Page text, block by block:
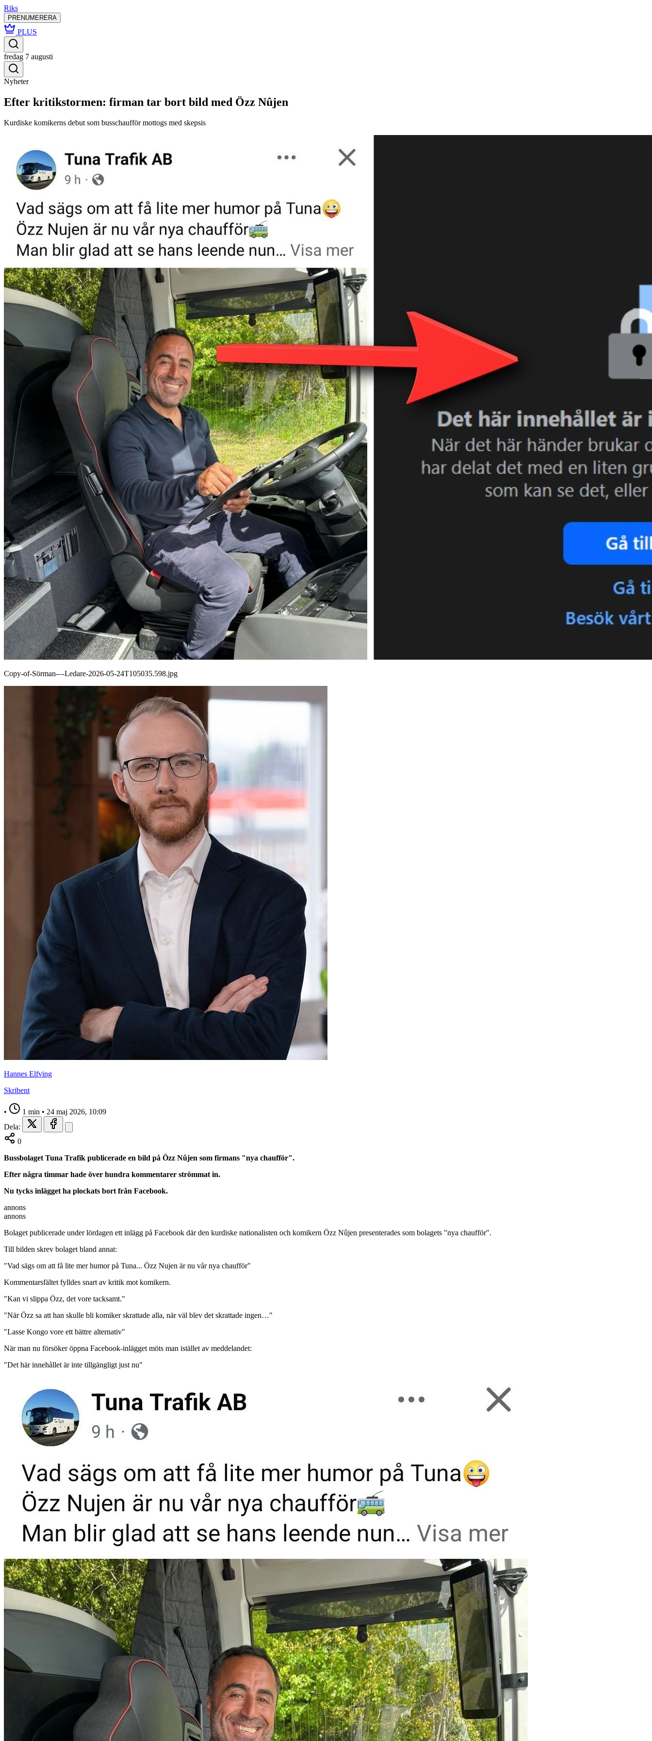
Riks
PRENUMERERA
PLUS
fredag 7 augusti
Nyheter
Efter kritikstormen: firman tar bort bild med Özz Nûjen
Kurdiske komikerns debut som busschaufför mottogs med skepsis
Copy-of-Sörman-–-Ledare-2026-05-24T105035.598.jpg
Hannes Elfving
Skribent
• 1 min • 24 maj 2026, 10:09
Dela:
0
Bussbolaget Tuna Trafik publicerade en bild på Özz Nûjen som firmans "nya chaufför".
Efter några timmar hade över hundra kommentarer strömmat in.
Nu tycks inlägget ha plockats bort från Facebook.
annons
annons
Bolaget publicerade under lördagen ett inlägg på Facebook där den kurdiske nationalisten och komikern Özz Nûjen presenterades som bolagets "nya chaufför".
Till bilden skrev bolaget bland annat:
"Vad sägs om att få lite mer humor på Tuna... Özz Nujen är nu vår nya chaufför"
Kommentarsfältet fylldes snart av kritik mot komikern.
"Kan vi slippa Özz, det vore tacksamt."
"När Özz sa att han skulle bli komiker skrattade alla, när väl blev det skrattade ingen…"
"Lasse Kongo vore ett bättre alternativ"
När man nu försöker öppna Facebook-inlägget möts man istället av meddelandet:
"Det här innehållet är inte tillgängligt just nu"